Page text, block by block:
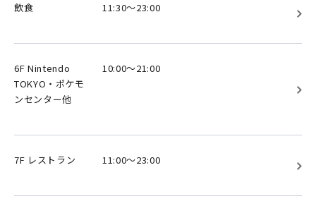
飲食 11:30～23:00
6F Nintendo
TOKYO・ポケモ
ンセンター他
10:00～21:00
7F レストラン 11:00～23:00